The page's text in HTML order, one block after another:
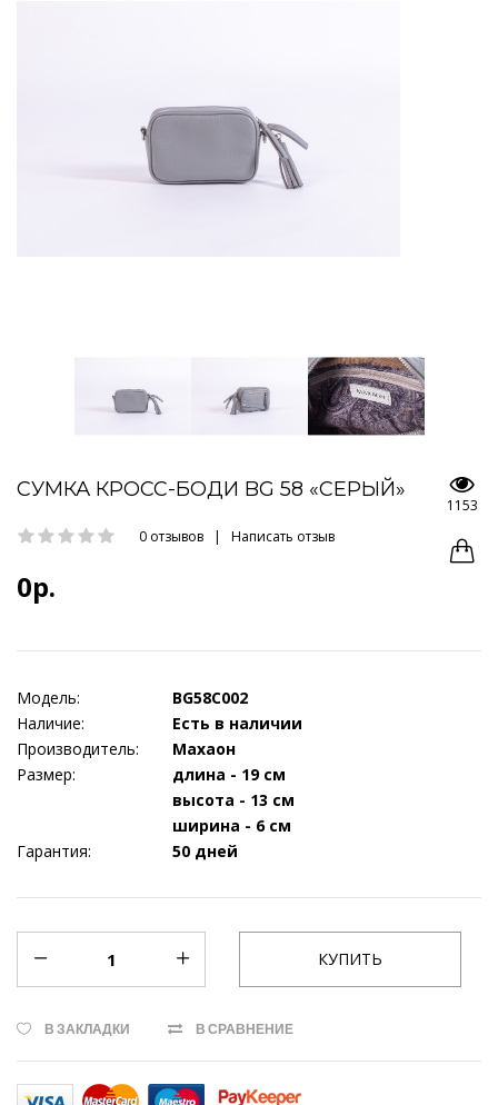
СУМКА КРОСС-БОДИ BG 58 «СЕРЫЙ»
0 отзывов | Написать отзыв
0р.
1153
Модель:
BG58C002
Наличие:
Есть в наличии
Производитель:
Махаон
Размер:
длина - 19 см
высота - 13 см
ширина - 6 см
Гарантия:
50 дней
В ЗАКЛАДКИ В СРАВНЕНИЕ